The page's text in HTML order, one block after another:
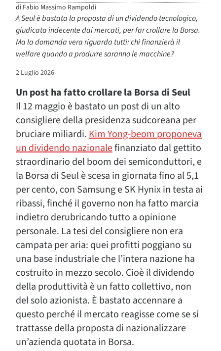
di Fabio Massimo Rampoldi
A Seul è bastata la proposta di un dividendo tecnologico,
giudicata indecente dai mercati, per far crollare la Borsa.
Ma la domanda vera riguarda tutti: chi finanzierà il
welfare quando a produrre saranno le macchine?
2 Luglio 2026
Un post ha fatto crollare la Borsa di Seul
Il 12 maggio è bastato un post di un alto
consigliere della presidenza sudcoreana per
bruciare miliardi.Kim Yong-beom proponeva
un dividendo nazionalefinanziato dal gettito
straordinario del boom dei semiconduttori, e
la Borsa di Seul è scesa in giornata fino al 5,1
per cento, con Samsung e SK Hynix in testa ai
ribassi, finché il governo non ha fatto marcia
indietro derubricando tutto a opinione
personale. La tesi del consigliere non era
campata per aria: quei profitti poggiano su
una base industriale che l’intera nazione ha
costruito in mezzo secolo. Cioè il dividendo
della produttività è un fatto collettivo, non
del solo azionista. È bastato accennare a
questo perché il mercato reagisse come se si
trattasse della proposta di nazionalizzare
un’azienda quotata in Borsa.